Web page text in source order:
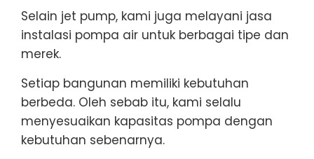
Selain jet pump, kami juga melayani jasa
instalasi pompa air untuk berbagai tipe dan
merek.
Setiap bangunan memiliki kebutuhan
berbeda. Oleh sebab itu, kami selalu
menyesuaikan kapasitas pompa dengan
kebutuhan sebenarnya.